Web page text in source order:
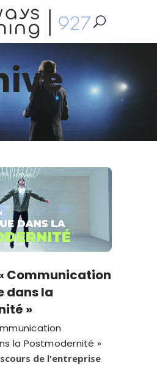
Communication
dans la
»
la Postmodernité »
de l'entreprise